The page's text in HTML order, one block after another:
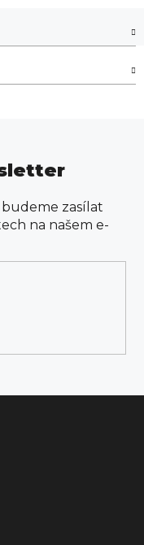
budeme zasílat
na našem e-